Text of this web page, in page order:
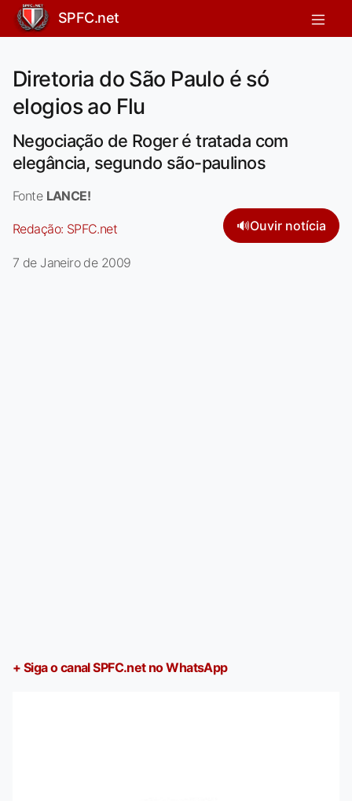
SPFC.net
Diretoria do São Paulo é só
elogios ao Flu
Negociação de Roger é tratada com
elegância, segundo são-paulinos
Fonte LANCE!
Redação: SPFC.net 🔊Ouvir notícia
7 de Janeiro de 2009
+ Siga o canal SPFC.net no WhatsApp